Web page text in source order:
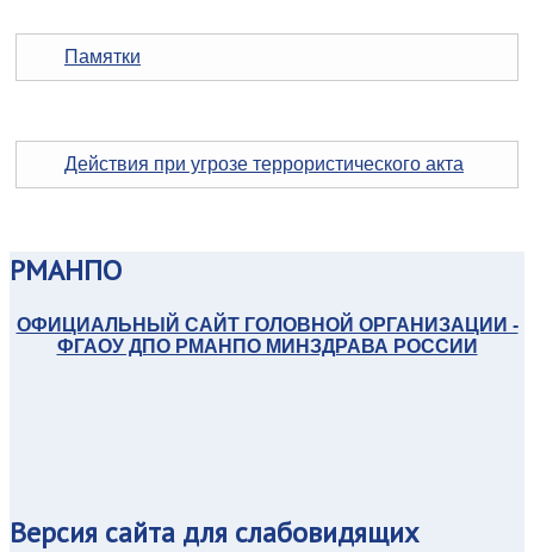
Памятки
Действия при угрозе террористического акта
РМАНПО
ОФИЦИАЛЬНЫЙ САЙТ ГОЛОВНОЙ ОРГАНИЗАЦИИ -
ФГАОУ ДПО РМАНПО МИНЗДРАВА РОССИИ
Версия сайта для слабовидящих